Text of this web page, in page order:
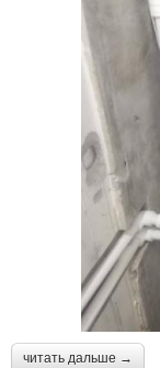
читать дальше →